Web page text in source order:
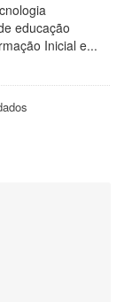
educação
Inicial e...